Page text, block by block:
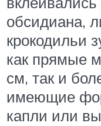
обсидиана,
крокодильи
как прямые
см, так и
имеющие
капли или